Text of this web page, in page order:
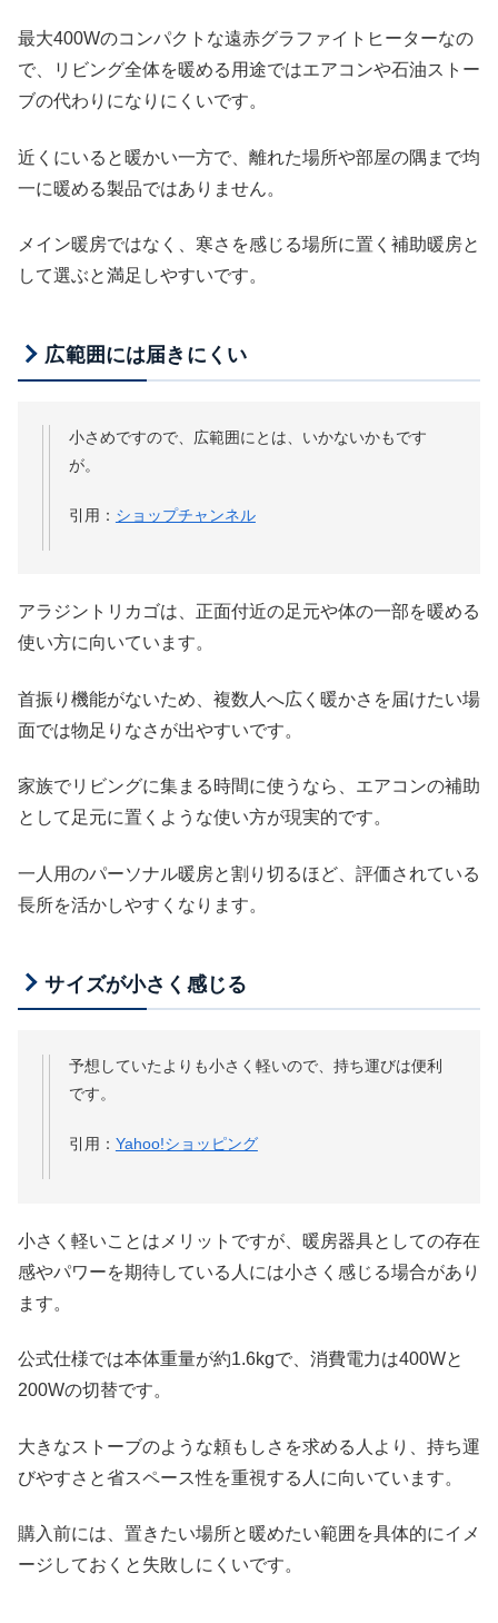
最大400Wのコンパクトな遠赤グラファイトヒーターなの
で、リビング全体を暖める用途ではエアコンや石油ストー
ブの代わりになりにくいです。
近くにいると暖かい一方で、離れた場所や部屋の隅まで均
一に暖める製品ではありません。
メイン暖房ではなく、寒さを感じる場所に置く補助暖房と
して選ぶと満足しやすいです。
広範囲には届きにくい
小さめですので、広範囲にとは、いかないかもです
が。
引用： ショップチャンネル
アラジントリカゴは、正面付近の足元や体の一部を暖める
使い方に向いています。
首振り機能がないため、複数人へ広く暖かさを届けたい場
面では物足りなさが出やすいです。
家族でリビングに集まる時間に使うなら、エアコンの補助
として足元に置くような使い方が現実的です。
一人用のパーソナル暖房と割り切るほど、評価されている
長所を活かしやすくなります。
サイズが小さく感じる
予想していたよりも小さく軽いので、持ち運びは便利
です。
引用： Yahoo!ショッピング
小さく軽いことはメリットですが、暖房器具としての存在
感やパワーを期待している人には小さく感じる場合があり
ます。
公式仕様では本体重量が約1.6kgで、消費電力は400Wと
200Wの切替です。
大きなストーブのような頼もしさを求める人より、持ち運
びやすさと省スペース性を重視する人に向いています。
購入前には、置きたい場所と暖めたい範囲を具体的にイメ
ージしておくと失敗しにくいです。